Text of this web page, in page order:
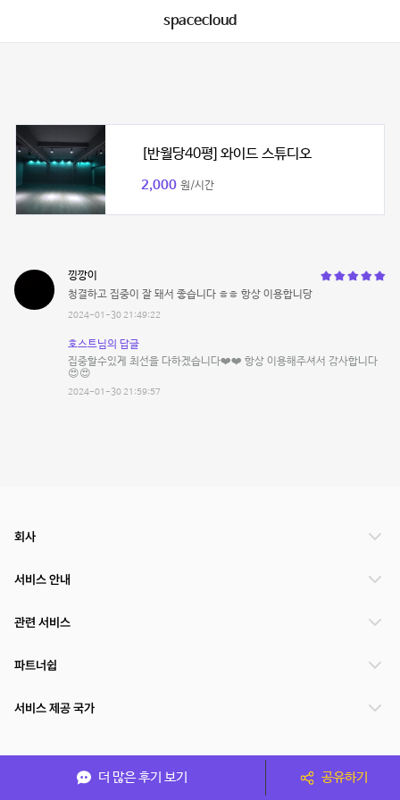
spacecloud
[반월당40평] 와이드 스튜디오
2,000 원/시간
낑깡이
청결하고 집중이 잘 돼서 좋습니다 ㅎㅎ 항상 이용합니당
2024-01-30 21:49:22
호스트님의 답글
집중할수있게 최선을 다하겠습니다❤️❤️ 항상 이용해주셔서 감사합니다
😍😍
2024-01-30 21:59:57
더 많은 후기 보기 공유하기
회사
서비스 안내
관련 서비스
파트너쉽
서비스 제공 국가
(주)NSPACE 사업자정보